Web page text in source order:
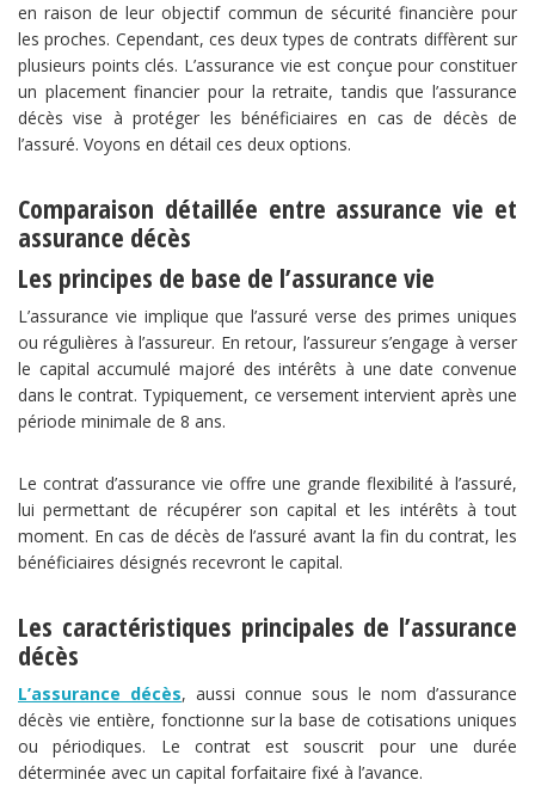
en raison de leur objectif commun de sécurité financière pour
les proches. Cependant, ces deux types de contrats diffèrent sur
plusieurs points clés. L’assurance vie est conçue pour constituer
un placement financier pour la retraite, tandis que l’assurance
décès vise à protéger les bénéficiaires en cas de décès de
l’assuré. Voyons en détail ces deux options.
Comparaison détaillée entre assurance vie et
assurance décès
Les principes de base de l’assurance vie
L’assurance vie implique que l’assuré verse des primes uniques
ou régulières à l’assureur. En retour, l’assureur s’engage à verser
le capital accumulé majoré des intérêts à une date convenue
dans le contrat. Typiquement, ce versement intervient après une
période minimale de 8 ans.
Le contrat d’assurance vie offre une grande flexibilité à l’assuré,
lui permettant de récupérer son capital et les intérêts à tout
moment. En cas de décès de l’assuré avant la fin du contrat, les
bénéficiaires désignés recevront le capital.
Les caractéristiques principales de l’assurance
décès
L’assurance décès, aussi connue sous le nom d’assurance
décès vie entière, fonctionne sur la base de cotisations uniques
ou périodiques. Le contrat est souscrit pour une durée
déterminée avec un capital forfaitaire fixé à l’avance.